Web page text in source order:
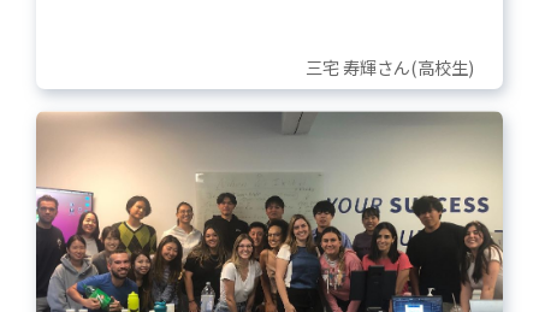
三宅 寿輝さん(高校生)